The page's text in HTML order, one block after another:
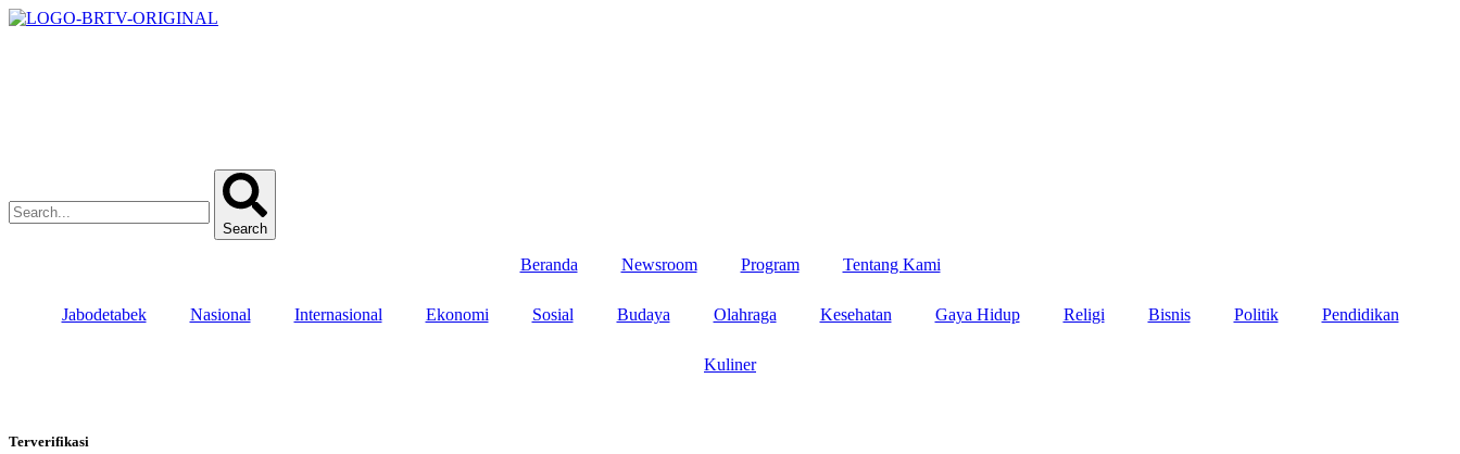
Search
Beranda Newsroom Program Tentang Kami
Jabodetabek Nasional Internasional Ekonomi Sosial Budaya Olahraga Kesehatan Gaya Hidup Religi Bisnis Politik Pendidikan
Kuliner
Terverifikasi